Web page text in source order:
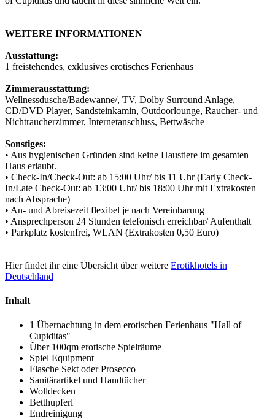
WEITERE INFORMATIONEN
Ausstattung:
1 freistehendes, exklusives erotisches Ferienhaus
Zimmerausstattung:
Wellnessdusche/Badewanne/, TV, Dolby Surround Anlage,
CD/DVD Player, Sandsteinkamin, Outdoorlounge, Raucher- und
Nichtraucherzimmer, Internetanschluss, Bettwäsche
Sonstiges:
• Aus hygienischen Gründen sind keine Haustiere im gesamten
Haus erlaubt.
• Check-In/Check-Out: ab 15:00 Uhr/ bis 11 Uhr (Early Check-
In/Late Check-Out: ab 13:00 Uhr/ bis 18:00 Uhr mit Extrakosten
nach Absprache)
• An- und Abreisezeit flexibel je nach Vereinbarung
• Ansprechperson 24 Stunden telefonisch erreichbar/ Aufenthalt
• Parkplatz kostenfrei, WLAN (Extrakosten 0,50 Euro)
Hier findet ihr eine Übersicht über weitere Erotikhotels in
Deutschland
Inhalt
1 Übernachtung in dem erotischen Ferienhaus "Hall of
Cupiditas"
Über 100qm erotische Spielräume
Spiel Equipment
Flasche Sekt oder Prosecco
Sanitärartikel und Handtücher
Wolldecken
Betthupferl
Endreinigung